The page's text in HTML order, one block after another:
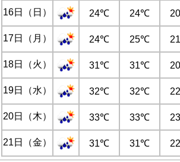
16日（日） 24℃ 24℃
17日（月） 24℃ 25℃
18日（火） 31℃ 31℃
19日（水） 32℃ 32℃
20日（木） 33℃ 33℃
21日（金） 31℃ 31℃